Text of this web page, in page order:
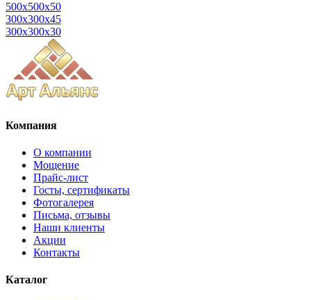
500x500x50
300x300x45
300x300x30
Компания
О компании
Мощение
Прайс-лист
Госты, сертификаты
Фотогалерея
Письма, отзывы
Наши клиенты
Акции
Контакты
Каталог